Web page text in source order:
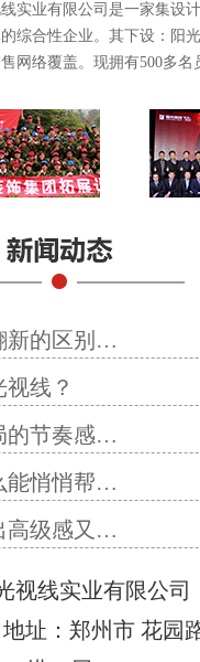
实业有限公司是一家集设
综合性企业。其下设：阳
网络覆盖。现拥有500多
新的区别…
线？
的节奏感…
能悄悄帮…
高级感又…
视线实业有限公司
址：郑州市 花园